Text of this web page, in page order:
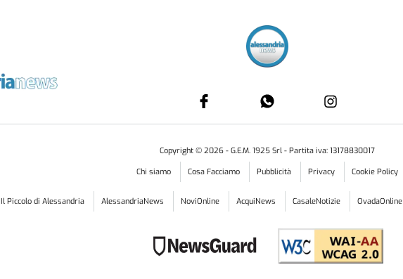
Copyright © 2026 - G.E.M. 1925 Srl - Partita iva: 13178830017
Chi siamo
Cosa Facciamo Pubblicità Privacy Cookie Policy
Il Piccolo di Alessandria AlessandriaNews NoviOnline AcquiNews CasaleNotizie OvadaOnline